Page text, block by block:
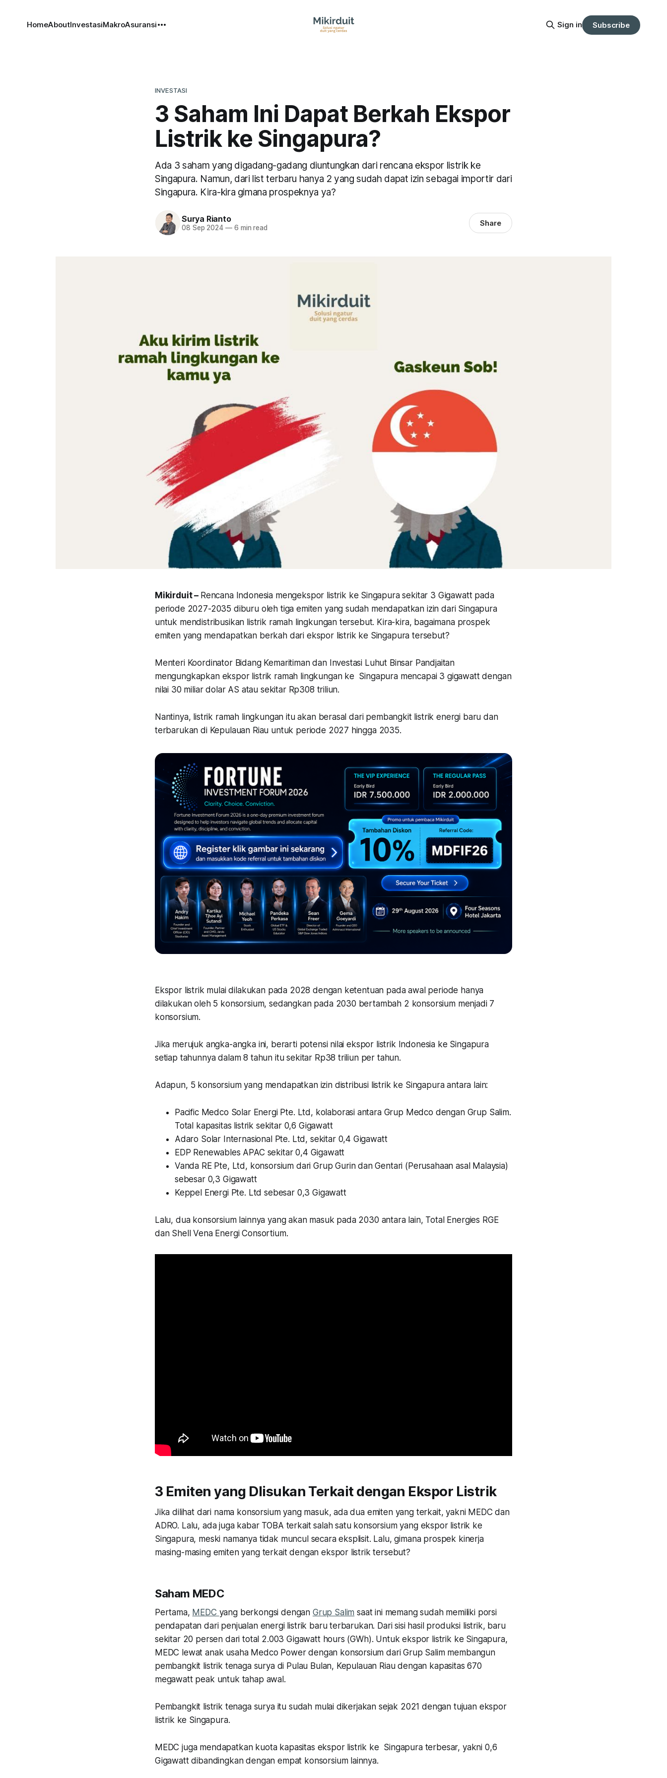
HomeAboutInvestasiMakroAsuransi Sign in Subscribe
INVESTASI
3 Saham Ini Dapat Berkah Ekspor
Listrik ke Singapura?
Ada 3 saham yang digadang-gadang diuntungkan dari rencana ekspor listrik ke
Singapura. Namun, dari list terbaru hanya 2 yang sudah dapat izin sebagai importir dari
Singapura. Kira-kira gimana prospeknya ya?
Surya Rianto
08 Sep 2024 —6 min read Share
Mikirduit – Rencana Indonesia mengekspor listrik ke Singapura sekitar 3 Gigawatt pada
periode 2027-2035 diburu oleh tiga emiten yang sudah mendapatkan izin dari Singapura
untuk mendistribusikan listrik ramah lingkungan tersebut. Kira-kira, bagaimana prospek
emiten yang mendapatkan berkah dari ekspor listrik ke Singapura tersebut?
Menteri Koordinator Bidang Kemaritiman dan Investasi Luhut Binsar Pandjaitan
mengungkapkan ekspor listrik ramah lingkungan ke Singapura mencapai 3 gigawatt dengan
nilai 30 miliar dolar AS atau sekitar Rp308 triliun.
Nantinya, listrik ramah lingkungan itu akan berasal dari pembangkit listrik energi baru dan
terbarukan di Kepulauan Riau untuk periode 2027 hingga 2035.
Ekspor listrik mulai dilakukan pada 2028 dengan ketentuan pada awal periode hanya
dilakukan oleh 5 konsorsium, sedangkan pada 2030 bertambah 2 konsorsium menjadi 7
konsorsium.
Jika merujuk angka-angka ini, berarti potensi nilai ekspor listrik Indonesia ke Singapura
setiap tahunnya dalam 8 tahun itu sekitar Rp38 triliun per tahun.
Adapun, 5 konsorsium yang mendapatkan izin distribusi listrik ke Singapura antara lain:
Pacific Medco Solar Energi Pte. Ltd, kolaborasi antara Grup Medco dengan Grup Salim.
Total kapasitas listrik sekitar 0,6 Gigawatt
Adaro Solar Internasional Pte. Ltd, sekitar 0,4 Gigawatt
EDP Renewables APAC sekitar 0,4 Gigawatt
Vanda RE Pte, Ltd, konsorsium dari Grup Gurin dan Gentari (Perusahaan asal Malaysia)
sebesar 0,3 Gigawatt
Keppel Energi Pte. Ltd sebesar 0,3 Gigawatt
Lalu, dua konsorsium lainnya yang akan masuk pada 2030 antara lain, Total Energies RGE
dan Shell Vena Energi Consortium.
3 Emiten yang DIisukan Terkait dengan Ekspor Listrik
Jika dilihat dari nama konsorsium yang masuk, ada dua emiten yang terkait, yakni MEDC dan
ADRO. Lalu, ada juga kabar TOBA terkait salah satu konsorsium yang ekspor listrik ke
Singapura, meski namanya tidak muncul secara eksplisit. Lalu, gimana prospek kinerja
masing-masing emiten yang terkait dengan ekspor listrik tersebut?
Saham MEDC
Pertama, MEDC yang berkongsi dengan Grup Salim saat ini memang sudah memiliki porsi
pendapatan dari penjualan energi listrik baru terbarukan. Dari sisi hasil produksi listrik, baru
sekitar 20 persen dari total 2.003 Gigawatt hours (GWh). Untuk ekspor listrik ke Singapura,
MEDC lewat anak usaha Medco Power dengan konsorsium dari Grup Salim membangun
pembangkit listrik tenaga surya di Pulau Bulan, Kepulauan Riau dengan kapasitas 670
megawatt peak untuk tahap awal.
Pembangkit listrik tenaga surya itu sudah mulai dikerjakan sejak 2021 dengan tujuan ekspor
listrik ke Singapura.
MEDC juga mendapatkan kuota kapasitas ekspor listrik ke Singapura terbesar, yakni 0,6
Gigawatt dibandingkan dengan empat konsorsium lainnya.